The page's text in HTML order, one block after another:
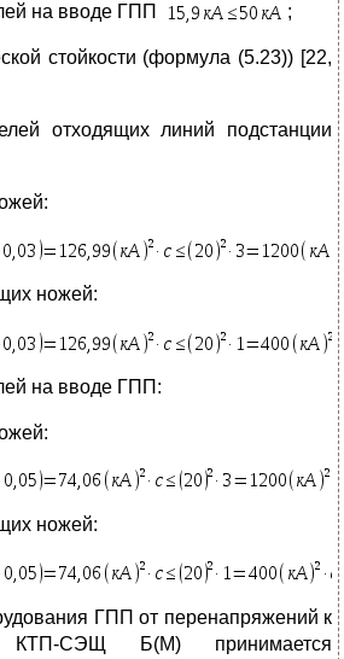
на вводе ГПП ;
стойкости (формула (5.23)) [22,
отходящих линий подстанции
ножей:
на вводе ГПП:
ножей:
ГПП от перенапряжений к
КТП-СЭЩ Б(М) принимается